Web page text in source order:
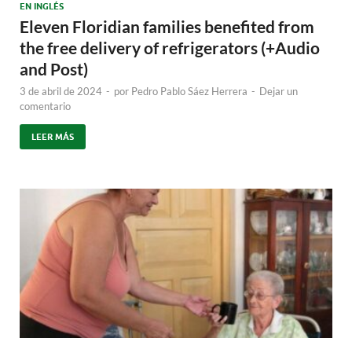
EN INGLÉS
Eleven Floridian families benefited from
the free delivery of refrigerators (+Audio
and Post)
3 de abril de 2024 - por Pedro Pablo Sáez Herrera - Dejar un
comentario
LEER MÁS